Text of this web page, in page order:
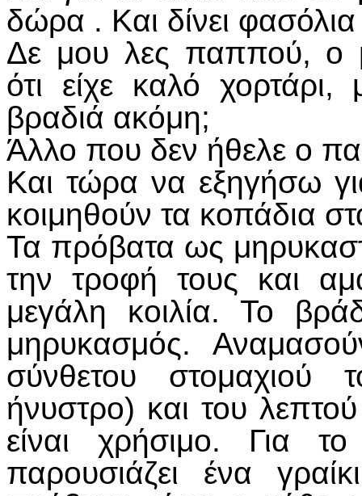
δώρα . Και δίνει φασόλια
Δε μου λες παππού, ο
ότι είχε καλό
βραδιά ακόμη;
Άλλο που δεν ήθελε ο
Και τώρα να εξηγήσω
κοιμηθούν τα κοπάδια
Τα πρόβατα ως
την τροφή τους και
μεγάλη κοιλία. Το
μηρυκασμός.
σύνθετου στομαχιού
ήνυστρο) και του
είναι χρήσιμο. Για
παρουσιάζει ένα